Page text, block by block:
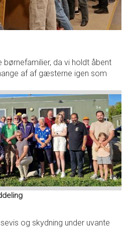
da vi holdt åbent
af af gæsterne igen som
og skydning under uvante